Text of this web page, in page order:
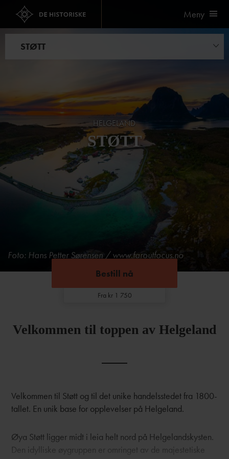
Meny
Foto: Hans Petter Sørensen / www.faroutfocus.no
STØTT
Kurs og konferanse
Bryllup og selskap
HELGELAND
STØTT
Bestill nå
Fra kr 1 750
Bestill nå
Velkommen til toppen av Helgeland
Velkommen til Støtt og til det unike handelsstedet fra 1800-
tallet. En unik base for opplevelser på Helgeland.
Øya Støtt ligger midt i leia helt nord på Helgelandskysten.
Den idylliske øygruppen er omringet av de majestetiske